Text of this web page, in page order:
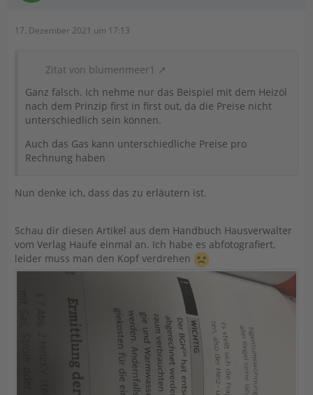
17. Dezember 2021 um 17:13
Zitat von blumenmeer1
Ganz falsch. Ich nehme nur das Beispiel mit dem Heizöl
nach dem Prinzip first in first out, da die Preise nicht
unterschiedlich sein können.
Auch das Gas kann unterschiedliche Preise pro
Rechnung haben
Nun denke ich, dass das zu erläutern ist.
Schau dir diesen Artikel aus dem Handbuch Hausverwalter
vom Verlag Haufe einmal an. Ich habe es abfotografiert,
leider muss man den Kopf verdrehen